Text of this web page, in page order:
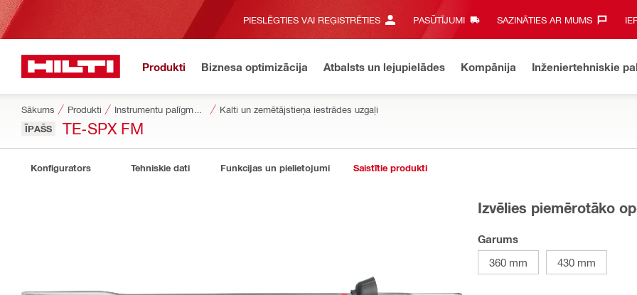
PIESLĒGTIES VAI REĢISTRĒTIES PASŪTĪJUMI SAZINĀTIES AR MUMS‎
Produkti Biznesa optimizācija Atbalsts un lejupielādes Kompānija Inženiertehniskie
Sākums Produkti Kalti un zemētājstieņa iestrādes uzgaļi
ĪPAŠS TE-SPX FM
Konfigurators Tehniskie dati Funkcijas un pielietojumi Saistītie produkti
Izvēlies piemērotāko
Garums
360 mm
430 mm